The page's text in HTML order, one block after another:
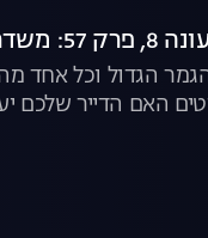
הדחה!
הגמר הגדול וכל אחד
האם הדייר שלכם